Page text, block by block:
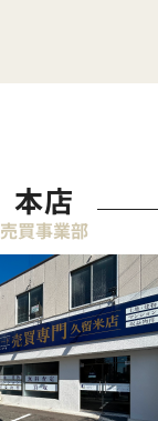
本店
売買事業部